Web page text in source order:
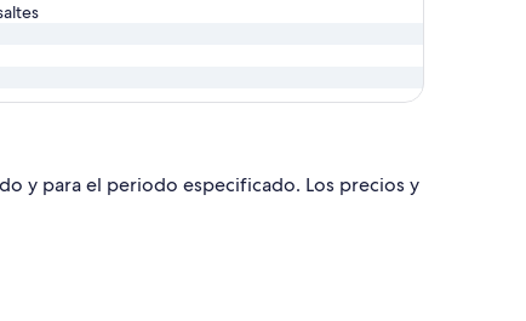
y para el periodo especificado. Los precios y
el lun, 24 may., con precio de $1,265. encontrado hace 7